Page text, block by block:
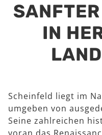
IN
Scheinfeld liegt im
umgeben von
Seine zahlreichen